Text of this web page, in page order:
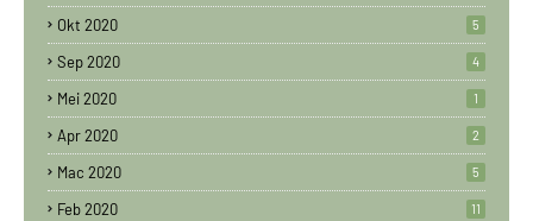
Okt 2020 5
Sep 2020 4
Mei 2020 1
Apr 2020 2
Mac 2020 5
Feb 2020 11